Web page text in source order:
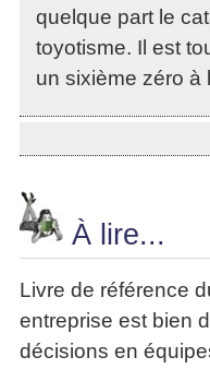
quelque part le
toyotisme. Il est
un sixième zéro à
À lire...
Livre de référence
entreprise est bien
décisions en